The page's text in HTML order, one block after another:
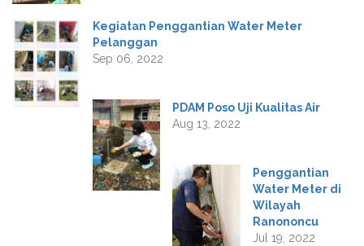
Kegiatan Penggantian Water Meter
Pelanggan
Sep 06, 2022
PDAM Poso Uji Kualitas Air
Aug 13, 2022
Penggantian
Water Meter di
Wilayah
Ranononcu
Jul 19, 2022